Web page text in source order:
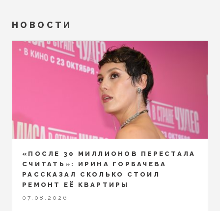
НОВОСТИ
«ПОСЛЕ 30 МИЛЛИОНОВ ПЕРЕСТАЛА
СЧИТАТЬ»: ИРИНА ГОРБАЧЕВА
РАССКАЗАЛ СКОЛЬКО СТОИЛ
РЕМОНТ ЕЁ КВАРТИРЫ
07.08.2026